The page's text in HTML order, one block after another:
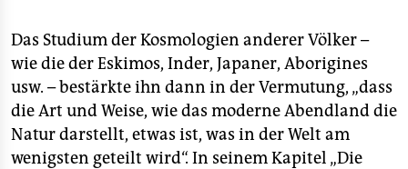
Das Studium der Kosmologien anderer Völker –
wie die der Eskimos, Inder, Japaner, Aborigines
usw. – bestärkte ihn dann in der Vermutung, „dass
die Art und Weise, wie das moderne Abendland die
Natur darstellt, etwas ist, was in der Welt am
wenigsten geteilt wird“. In seinem Kapitel „Die